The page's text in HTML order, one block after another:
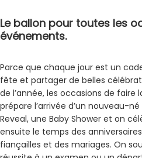
Le ballon pour toutes les
événements.
Parce que chaque jour est un
fête et partager de belles
de l’année, les occasions de
prépare l’arrivée d’un nouveau-
Reveal, une Baby Shower et on
ensuite le temps des
fiançailles et des mariages. On